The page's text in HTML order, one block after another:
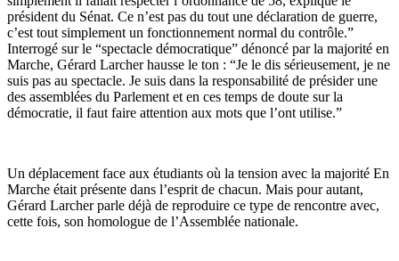
président du Sénat. Ce n’est pas du tout une déclaration de guerre,
c’est tout simplement un fonctionnement normal du contrôle.”
Interrogé sur le “spectacle démocratique” dénoncé par la majorité en
Marche, Gérard Larcher hausse le ton : “Je le dis sérieusement, je ne
suis pas au spectacle. Je suis dans la responsabilité de présider une
des assemblées du Parlement et en ces temps de doute sur la
démocratie, il faut faire attention aux mots que l’ont utilise.”
Un déplacement face aux étudiants où la tension avec la majorité En
Marche était présente dans l’esprit de chacun. Mais pour autant,
Gérard Larcher parle déjà de reproduire ce type de rencontre avec,
cette fois, son homologue de l’Assemblée nationale.